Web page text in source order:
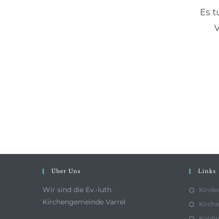
Es
Über Uns
Wir sind die Ev.-luth.
Kirchengemeinde Varrel
Links